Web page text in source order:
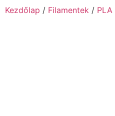
Kezdőlap / Filamentek / PLA